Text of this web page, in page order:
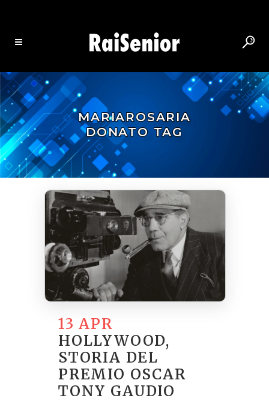
MARIAROSARIA
DONATO TAG
13 APR
HOLLYWOOD,
STORIA DEL
PREMIO OSCAR
TONY GAUDIO